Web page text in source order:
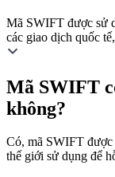
Mã SWIFT được sử
các giao dịch quốc
Mã SWIFT
không?
Có, mã SWIFT được
thế giới sử dụng để